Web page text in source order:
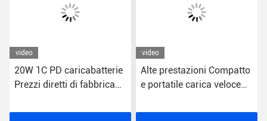
video
20W 1C PD caricabatterie
Prezzi diretti di fabbrica
eccezionale Smartphone
video
Alte prestazioni Compatto
e portatile carica veloce
parete 5V